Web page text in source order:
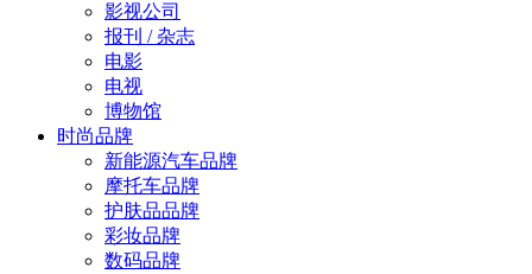
影视公司
报刊 / 杂志
电影
电视
博物馆
时尚品牌
新能源汽车品牌
摩托车品牌
护肤品品牌
彩妆品牌
数码品牌